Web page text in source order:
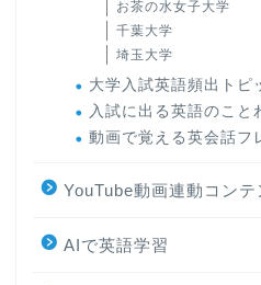
お茶の水女子大学
千葉大学
埼玉大学
大学入試英語頻出トピ
入試に出る英語のこと
動画で覚える英会話フ
YouTube動画連動コンテ
AIで英語学習